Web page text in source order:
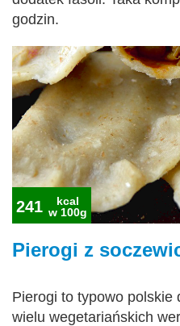
godzin.
241
kcal
w 100g
Pierogi z
Pierogi to typowo polskie
wielu wegetariańskich